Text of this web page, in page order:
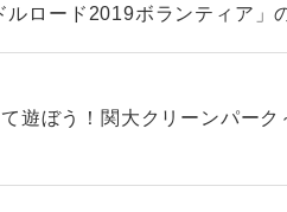
ロード2019ボランティア」
遊ぼう！関大クリーンパー